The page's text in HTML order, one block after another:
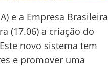
e a Empresa Brasileira
(17.06) a criação do
novo sistema tem
e promover uma